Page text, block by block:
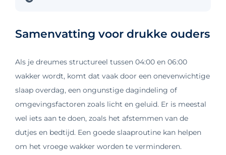
Samenvatting voor drukke ouders
Als je dreumes structureel tussen 04:00 en 06:00
wakker wordt, komt dat vaak door een onevenwichtige
slaap overdag, een ongunstige dagindeling of
omgevingsfactoren zoals licht en geluid. Er is meestal
wel iets aan te doen, zoals het afstemmen van de
dutjes en bedtijd. Een goede slaaproutine kan helpen
om het vroege wakker worden te verminderen.